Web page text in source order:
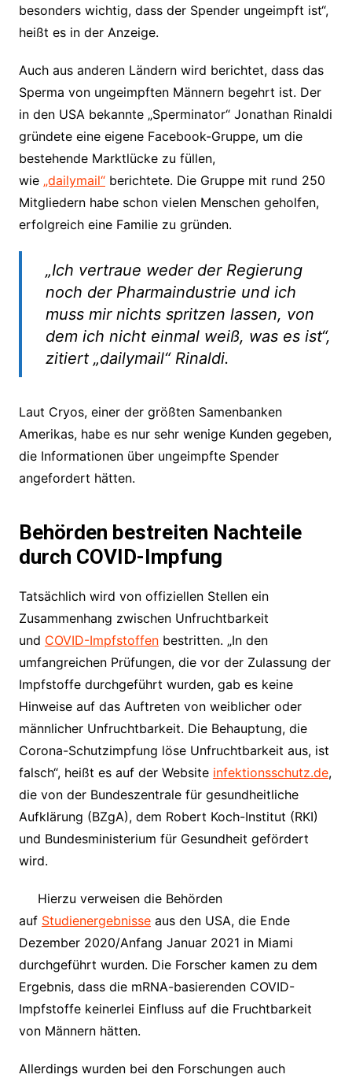
besonders wichtig, dass der Spender ungeimpft ist“,
heißt es in der Anzeige.
Auch aus anderen Ländern wird berichtet, dass das
Sperma von ungeimpften Männern begehrt ist. Der
in den USA bekannte „Sperminator“ Jonathan Rinaldi
gründete eine eigene Facebook-Gruppe, um die
bestehende Marktlücke zu füllen,
wie „dailymail“berichtete. Die Gruppe mit rund 250
Mitgliedern habe schon vielen Menschen geholfen,
erfolgreich eine Familie zu gründen.
„Ich vertraue weder der Regierung
noch der Pharmaindustrie und ich
muss mir nichts spritzen lassen, von
dem ich nicht einmal weiß, was es ist“,
zitiert „dailymail“ Rinaldi.
Laut Cryos, einer der größten Samenbanken
Amerikas, habe es nur sehr wenige Kunden gegeben,
die Informationen über ungeimpfte Spender
angefordert hätten.
Behörden bestreiten Nachteile
durch COVID-Impfung
Tatsächlich wird von offiziellen Stellen ein
Zusammenhang zwischen Unfruchtbarkeit
und COVID-Impfstoffenbestritten. „In den
umfangreichen Prüfungen, die vor der Zulassung der
Impfstoffe durchgeführt wurden, gab es keine
Hinweise auf das Auftreten von weiblicher oder
männlicher Unfruchtbarkeit. Die Behauptung, die
Corona-Schutzimpfung löse Unfruchtbarkeit aus, ist
falsch“, heißt es auf der Website infektionsschutz.de,
die von der Bundeszentrale für gesundheitliche
Aufklärung (BZgA), dem Robert Koch-Institut (RKI)
und Bundesministerium für Gesundheit gefördert
wird.
Hierzu verweisen die Behörden
auf Studienergebnisseaus den USA, die Ende
Dezember 2020/Anfang Januar 2021 in Miami
durchgeführt wurden. Die Forscher kamen zu dem
Ergebnis, dass die mRNA-basierenden COVID-
Impfstoffe keinerlei Einfluss auf die Fruchtbarkeit
von Männern hätten.
Allerdings wurden bei den Forschungen auch